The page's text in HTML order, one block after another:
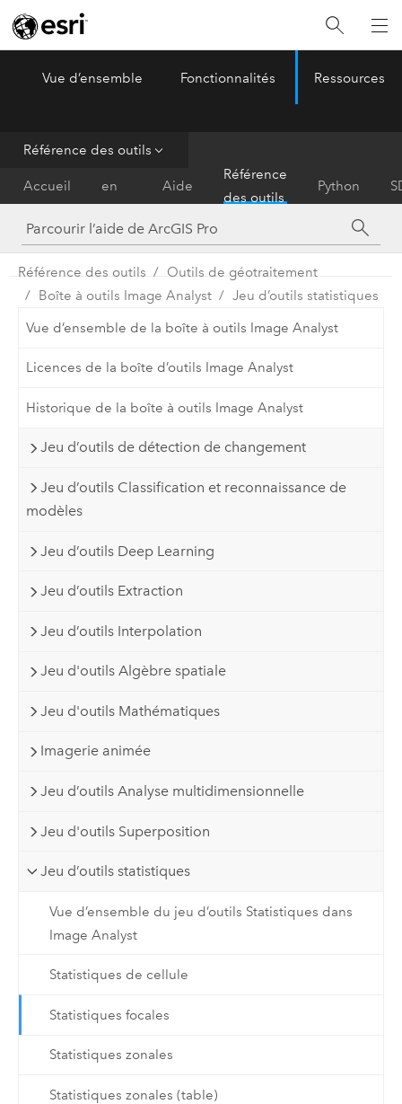
ArcGIS Pro
Vue d’ensemble Fonctionnalités Ressources
Référence des outils
Accueil
en
main
Aide
Référence
des outils
Python
Référence des outils
Outils de géotraitement
Boîte à outils Image Analyst
Jeu d’outils statistiques
Vue d’ensemble de la boîte à outils Image Analyst
Licences de la boîte d’outils Image Analyst
Historique de la boîte à outils Image Analyst
Jeu d’outils de détection de changement
Jeu d’outils Classification et reconnaissance de
modèles
Jeu d’outils Deep Learning
Jeu d’outils Extraction
Jeu d’outils Interpolation
Jeu d'outils Algèbre spatiale
Jeu d'outils Mathématiques
Imagerie animée
Jeu d’outils Analyse multidimensionnelle
Jeu d'outils Superposition
Jeu d’outils statistiques
Vue d’ensemble du jeu d’outils Statistiques dans
Image Analyst
Statistiques de cellule
Statistiques focales
Statistiques zonales
Statistiques zonales (table)